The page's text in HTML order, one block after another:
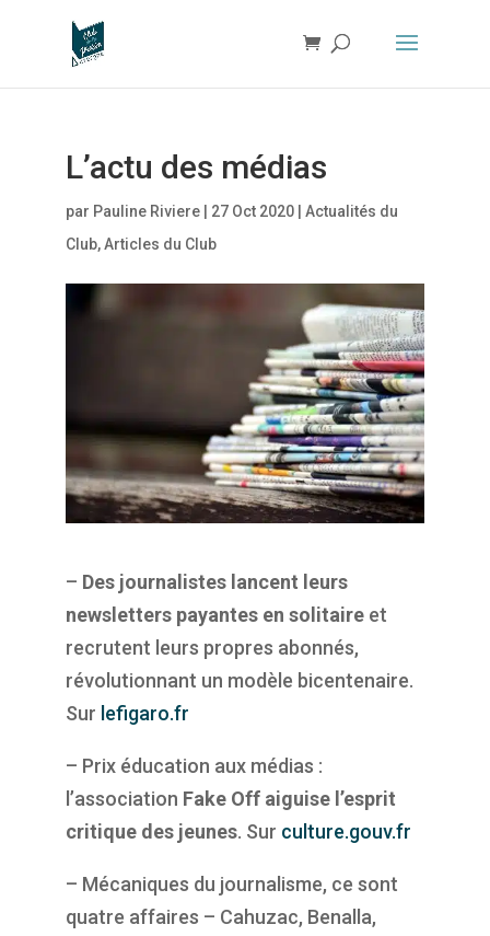
L’actu des médias
par Pauline Riviere| 27 Oct 2020| Actualités du
Club,Articles du Club
– Des journalistes lancent leurs
newsletters payantes en solitaireet
recrutent leurs propres abonnés,
révolutionnant un modèle bicentenaire.
Sur lefigaro.fr
– Prix éducation aux médias :
l’association Fake Off aiguise l’esprit
critique des jeunes. Sur culture.gouv.fr
– Mécaniques du journalisme, ce sont
quatre affaires – Cahuzac, Benalla,